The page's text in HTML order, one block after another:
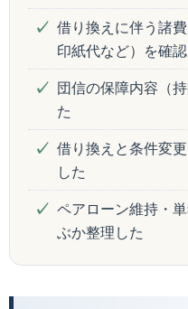
借り換えに伴う諸
印紙代など）を確
団信の保障内容（
た
借り換えと条件変
した
ペアローン維持・
ぶか整理した